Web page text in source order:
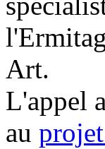
Art.
L'appel
au